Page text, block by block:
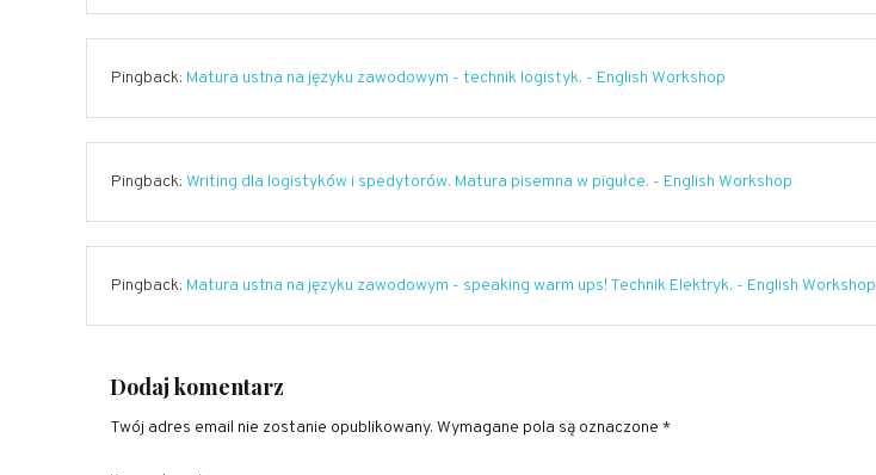
Pingback: Matura ustna na języku zawodowym - technik logistyk. - English Workshop
Pingback: Writing dla logistyków i spedytorów. Matura pisemna w pigułce. - English Workshop
Pingback: Matura ustna na języku zawodowym - speaking warm ups! Technik Elektryk. - English Workshop
Dodaj komentarz
Twój adres email nie zostanie opublikowany. Wymagane pola są oznaczone *